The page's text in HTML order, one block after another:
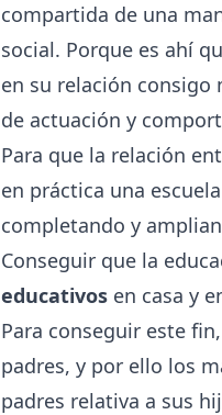
compartida de una
social. Porque es ahí
en su relación consigo
de actuación y
Para que la relación
en práctica una
completando y
Conseguir que la
educativos en casa y
Para conseguir este
padres, y por ello los
padres relativa a sus